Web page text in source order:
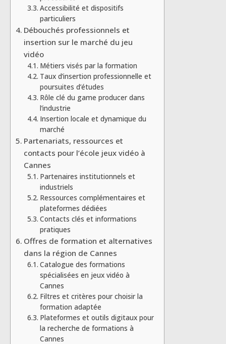
Accessibilité et dispositifs
particuliers
Débouchés professionnels et
insertion sur le marché du jeu
vidéo
Métiers visés par la formation
Taux d’insertion professionnelle et
poursuites d’études
Rôle clé du game producer dans
l’industrie
Insertion locale et dynamique du
marché
Partenariats, ressources et
contacts pour l’école jeux vidéo à
Cannes
Partenaires institutionnels et
industriels
Ressources complémentaires et
plateformes dédiées
Contacts clés et informations
pratiques
Offres de formation et alternatives
dans la région de Cannes
Catalogue des formations
spécialisées en jeux vidéo à
Cannes
Filtres et critères pour choisir la
formation adaptée
Plateformes et outils digitaux pour
la recherche de formations à
Cannes